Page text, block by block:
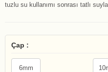
tuzlu su kullanımı sonrası tatlı suyla
Çap :
6mm